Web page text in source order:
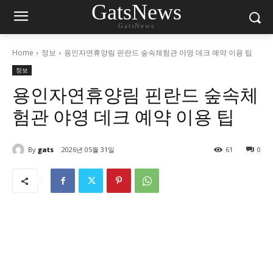
GatsNews
GatsNews
Home 정보 용인자연휴양림 핀란드 숲속체험관 야영 데크 예약 이용 팁
정보
용인자연휴양림 핀란드 숲속체
험관 야영 데크 예약 이용 팁
By gats 2026년 05월 31일 0
61